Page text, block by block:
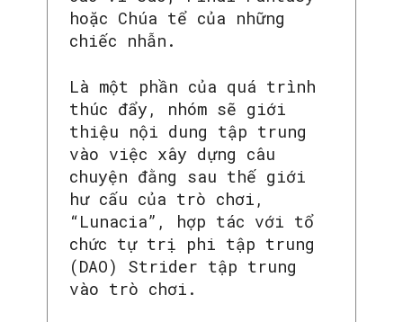
SEARCH...
hoặc Chúa tể của những
chiếc nhẫn.
Là một phần của quá trình
thúc đẩy, nhóm sẽ giới
thiệu nội dung tập trung
vào việc xây dựng câu
chuyện đằng sau thế giới
hư cấu của trò chơi,
“Lunacia”, hợp tác với tổ
chức tự trị phi tập trung
(DAO) Strider tập trung
vào trò chơi.